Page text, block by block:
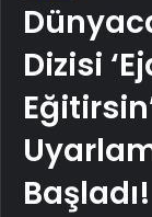
Dizisi
Başladı!